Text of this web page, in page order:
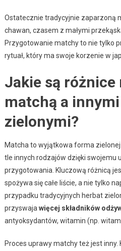
Ostatecznie tradycyjnie zaparzoną
chawan, czasem z małymi
Przygotowanie matchy to nie tylko
rytuał, który ma swoje korzenie w
Jakie są różnice
matchą a
zielonymi?
Matcha to wyjątkowa forma
tle innych rodzajów dzięki swojemu
przygotowania. Kluczową różnicą
spożywa się całe liście, a nie tylko
przypadku tradycyjnych herbat
przyswaja więcej składników
antyoksydantów, witamin (np.
Proces uprawy matchy też jest inny.